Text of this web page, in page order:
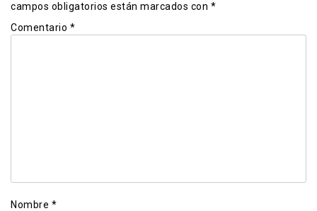
campos obligatorios están marcados con *
Comentario *
Nombre *